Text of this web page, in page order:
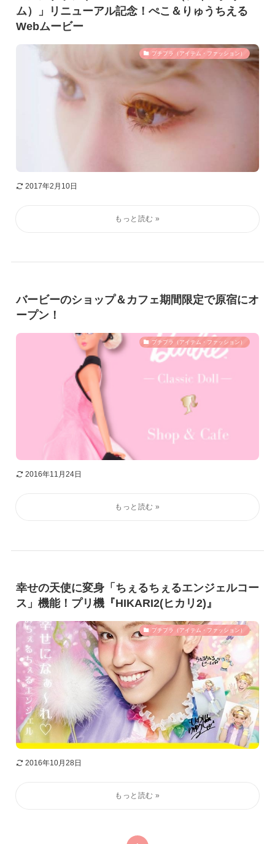
ム）」リニューアル記念！ぺこ＆りゅうちえる
Webムービー
プチプラ（アイテム・ファッション）
2017年2月10日
バービーのショップ＆カフェ期間限定で原宿にオ
ープン！
プチプラ（アイテム・ファッション）
2016年11月24日
幸せの天使に変身「ちぇるちぇるエンジェルコー
ス」機能！プリ機『HIKARI2(ヒカリ2)』
プチプラ（アイテム・ファッション）
2016年10月28日